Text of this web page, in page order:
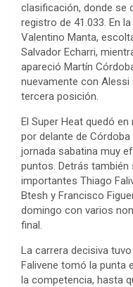
clasificación, donde se
registro de 41.033. En
Valentino Manta,
Salvador Echarri,
apareció Martín
nuevamente con
tercera posición.
El Super Heat quedó
por delante de
jornada sabatina muy
puntos. Detrás
importantes Thiago
Btesh y Francisco
domingo con varios
final.
La carrera decisiva
Falivene tomó la punta
la competencia, hasta